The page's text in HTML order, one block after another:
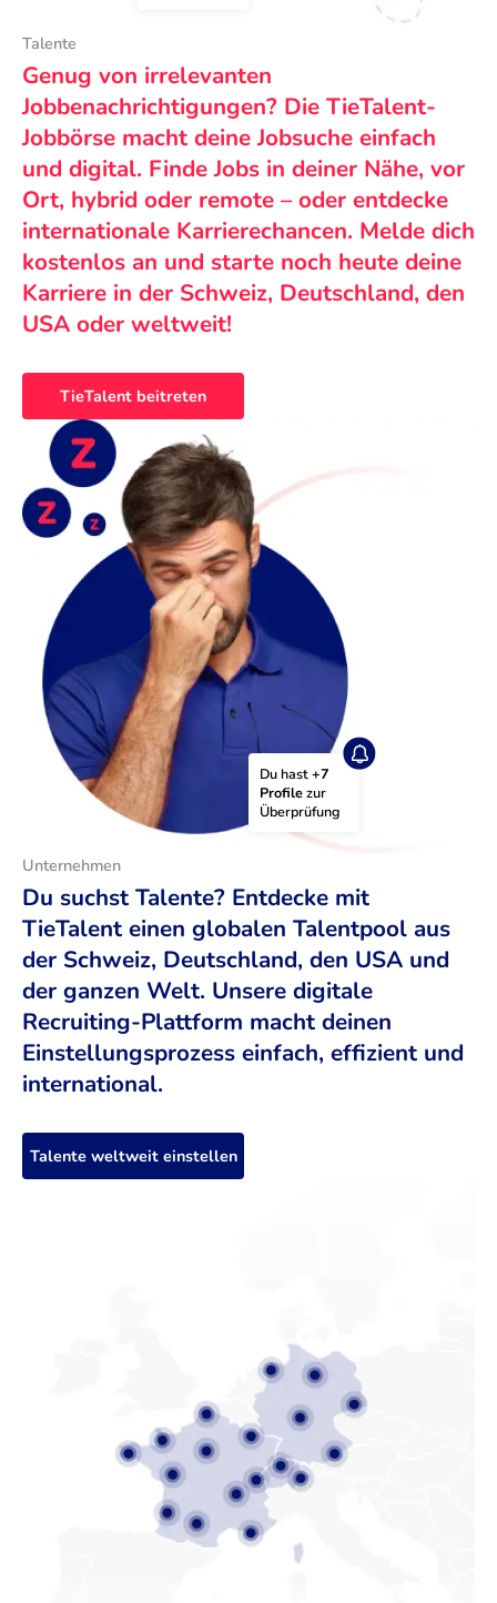
Talente
Genug von irrelevanten
Jobbenachrichtigungen? Die TieTalent-
Jobbörse macht deine Jobsuche einfach
und digital. Finde Jobs in deiner Nähe, vor
Ort, hybrid oder remote – oder entdecke
internationale Karrierechancen. Melde dich
kostenlos an und starte noch heute deine
Karriere in der Schweiz, Deutschland, den
USA oder weltweit!
TieTalent beitreten
Du hast +7
Profile zur
Überprüfung
Unternehmen
Du suchst Talente? Entdecke mit
TieTalent einen globalen Talentpool aus
der Schweiz, Deutschland, den USA und
der ganzen Welt. Unsere digitale
Recruiting-Plattform macht deinen
Einstellungsprozess einfach, effizient und
international.
Talente weltweit einstellen